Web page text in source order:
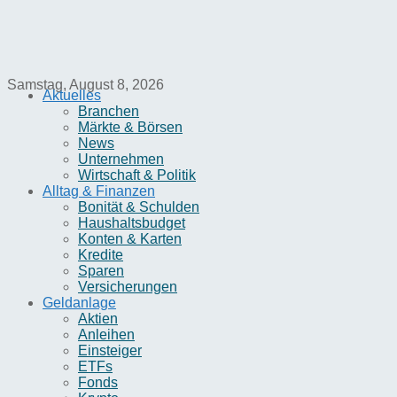
Samstag, August 8, 2026
Aktuelles
Branchen
Märkte & Börsen
News
Unternehmen
Wirtschaft & Politik
Alltag & Finanzen
Bonität & Schulden
Haushaltsbudget
Konten & Karten
Kredite
Sparen
Versicherungen
Geldanlage
Aktien
Anleihen
Einsteiger
ETFs
Fonds